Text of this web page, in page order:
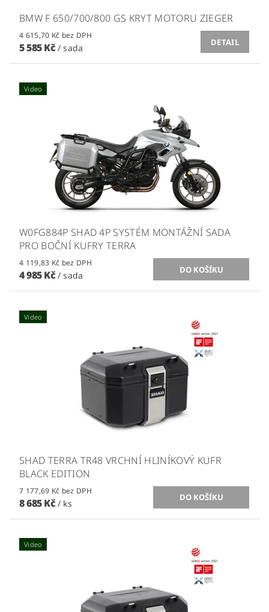
BMW F 650/700/800 GS KRYT MOTORU ZIEGER
4 615,70 Kč bez DPH
5 585 Kč / sada
DETAIL
Video
W0FG884P SHAD 4P SYSTÉM MONTÁŽNÍ SADA
PRO BOČNÍ KUFRY TERRA
4 119,83 Kč bez DPH
4 985 Kč / sada
Video
SHAD TERRA TR48 VRCHNÍ HLINÍKOVÝ KUFR
BLACK EDITION
7 177,69 Kč bez DPH
8 685 Kč / ks
Video